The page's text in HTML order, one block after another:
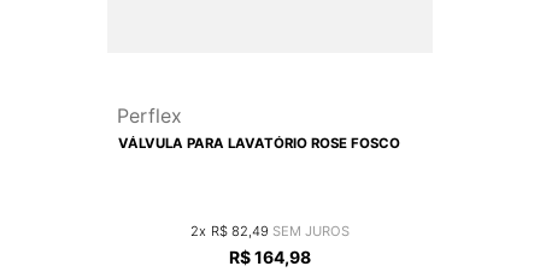
Perflex
VÁLVULA PARA LAVATÓRIO ROSE FOSCO
2 R$ 82 49
R$164,98